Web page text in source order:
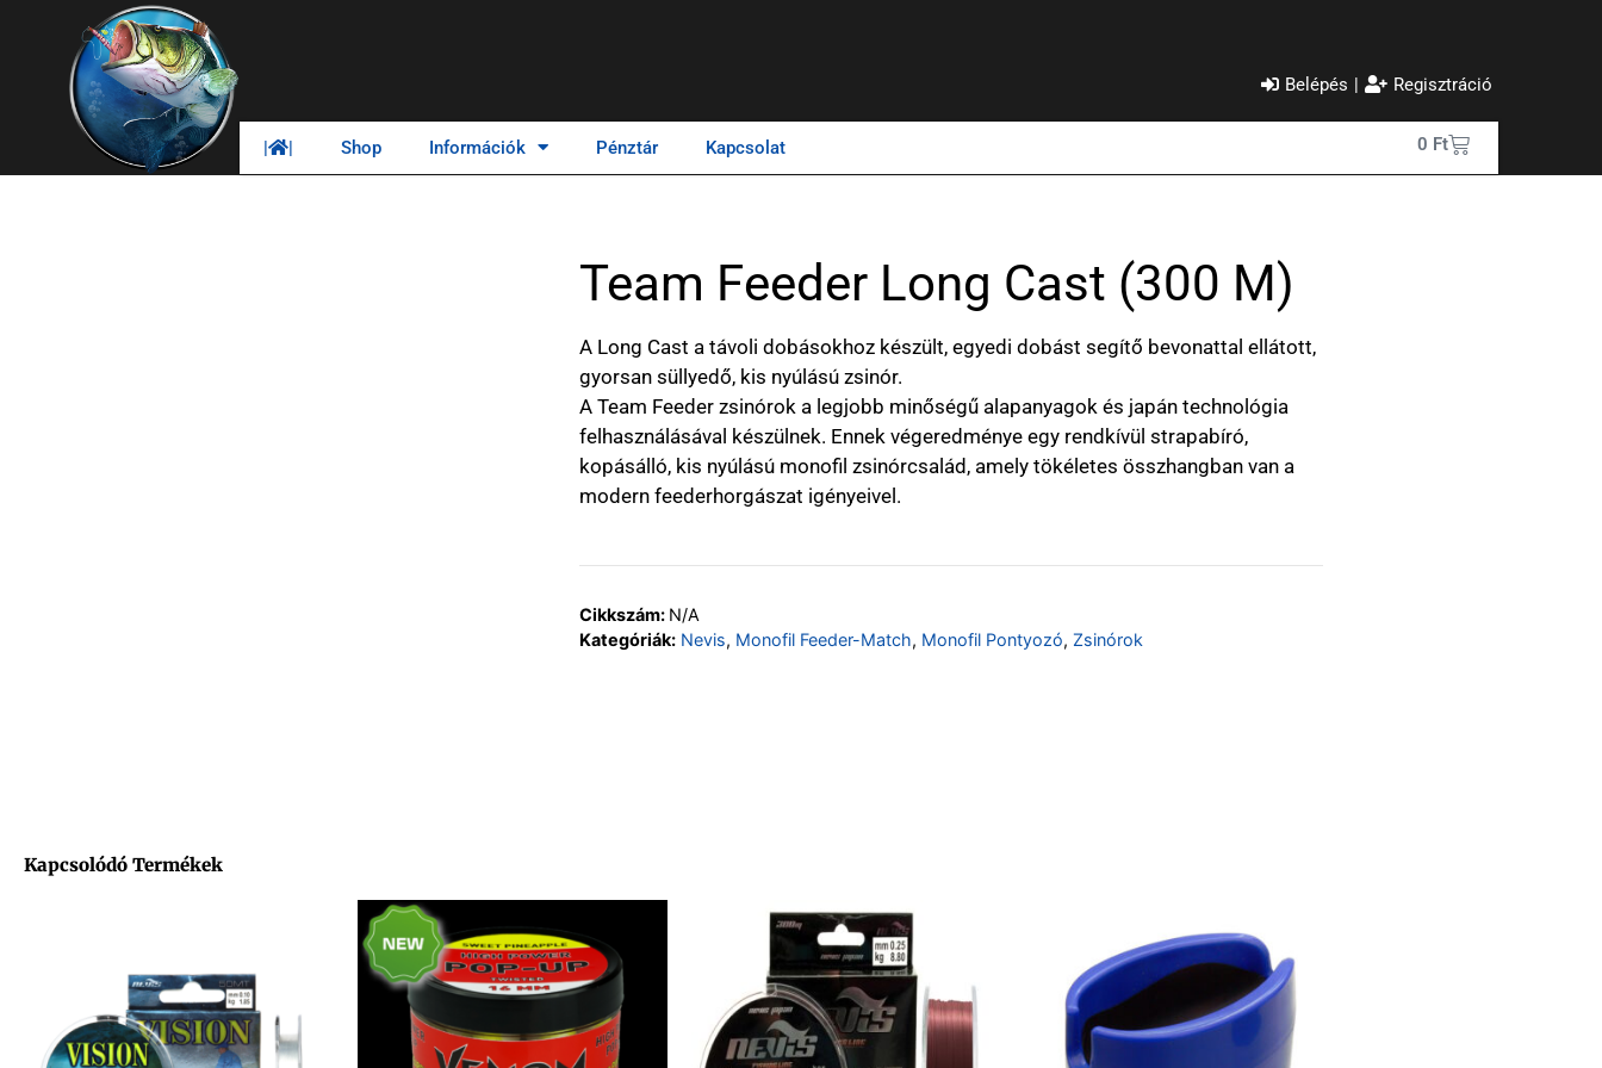
Belépés | Regisztráció
| | Shop Információk Pénztár Kapcsolat 0 Ft
Team Feeder Long Cast (300 M)
A Long Cast a távoli dobásokhoz készült, egyedi dobást segítő bevonattal ellátott,
gyorsan süllyedő, kis nyúlású zsinór.
A Team Feeder zsinórok a legjobb minőségű alapanyagok és japán technológia
felhasználásával készülnek. Ennek végeredménye egy rendkívül strapabíró,
kopásálló, kis nyúlású monofil zsinórcsalád, amely tökéletes összhangban van a
modern feederhorgászat igényeivel.
Cikkszám: N/A
Kategóriák: Nevis, Monofil Feeder-Match, Monofil Pontyozó, Zsinórok
Kapcsolódó Termékek